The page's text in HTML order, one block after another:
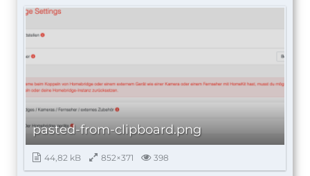
pasted-from-clipboard.png
44,82 kB 852×371 398